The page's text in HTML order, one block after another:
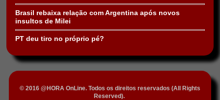
Brasil rebaixa relação com Argentina após novos
insultos de Milei
PT deu tiro no próprio pé?
© 2016 @HORA OnLine. Todos os direitos reservados (All Rights
Reserved).